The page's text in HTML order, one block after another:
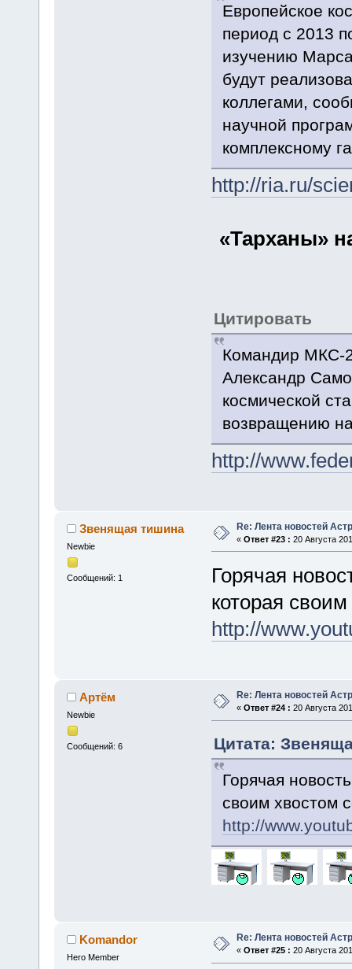
Европейское
период с 2013
изучению
будут
коллегами,
научной
комплексному
http://ria.ru/
«Тарханы»
Цитировать
Командир МКС-
Александр
космической
возвращению
http://
Звенящая тишина
Newbie
Сообщений: 1
Re: Лента новостей
« Ответ #23 : 20 Августа
Горячая
которая
http://
Артём
Newbie
Сообщений: 6
Re: Лента новостей
« Ответ #24 : 20 Августа
Цитата:
Горячая
своим хвостом
http://
Komandor
Hero Member
Re: Лента новостей
« Ответ #25 : 20 Августа